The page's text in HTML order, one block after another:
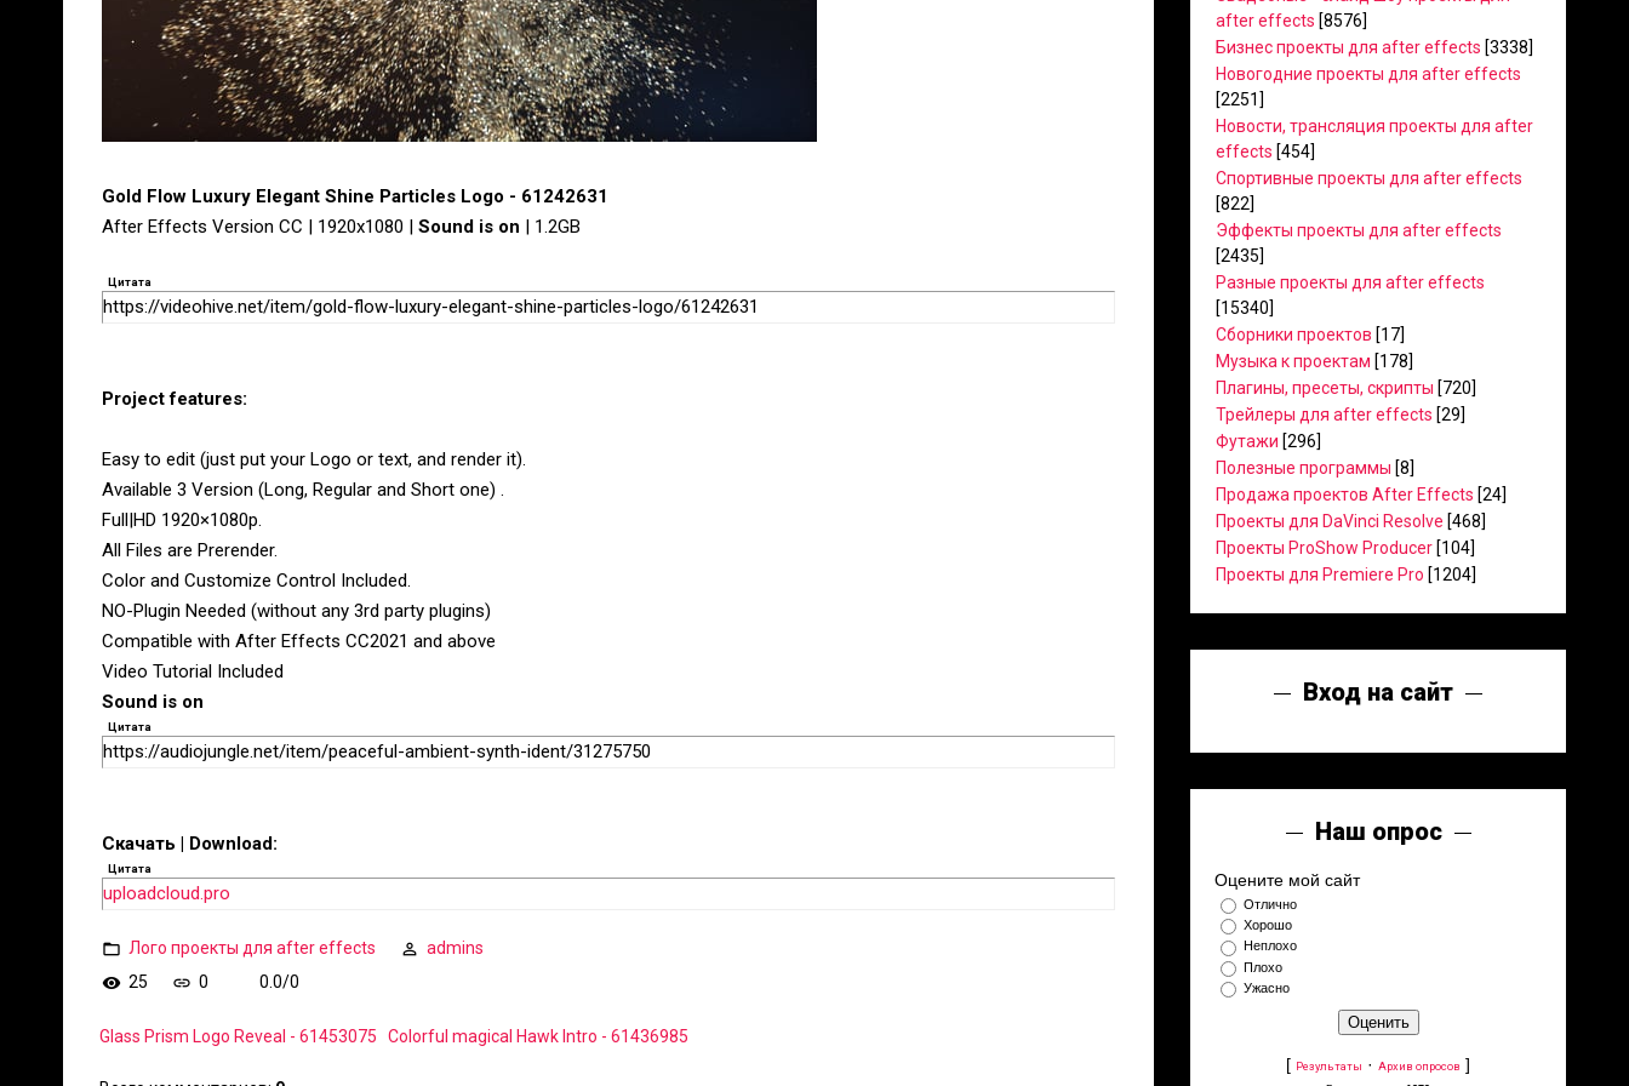
Gold Flow Luxury Elegant Shine Particles Logo - 61242631
After Effects Version CC | 1920x1080 | Sound is on | 1.2GB
Цитата
https://videohive.net/item/gold-flow-luxury-elegant-shine-particles-logo/61242631
Project features:
Easy to edit (just put your Logo or text, and render it).
Available 3 Version (Long, Regular and Short one) .
Full|HD 1920×1080p.
All Files are Prerender.
Color and Customize Control Included.
NO-Plugin Needed (without any 3rd party plugins)
Compatible with After Effects CC2021 and above
Video Tutorial Included
Sound is on
Цитата
https://audiojungle.net/item/peaceful-ambient-synth-ident/31275750
Скачать | Download:
Цитата
uploadcloud.pro
Лого проекты для after effects
admins
25
0 0.0/0
Glass Prism Logo Reveal - 61453075 Colorful magical Hawk Intro - 61436985
after effects [8576]
Бизнес проекты для after effects [3338]
Новогодние проекты для after effects
[2251]
Новости, трансляция проекты для after
effects [454]
Спортивные проекты для after effects
[822]
Эффекты проекты для after effects
[2435]
Разные проекты для after effects
[15340]
Сборники проектов [17]
Музыка к проектам [178]
Плагины, пресеты, скрипты [720]
Трейлеры для after effects [29]
Футажи [296]
Полезные программы [8]
Продажа проектов After Effects [24]
Проекты для DaVinci Resolve [468]
Проекты ProShow Producer [104]
Проекты для Premiere Pro [1204]
Вход на сайт
Наш опрос
Оцените мой сайт
Отлично
Хорошо
Неплохо
Плохо
Ужасно
[ Результаты · Архив опросов ]